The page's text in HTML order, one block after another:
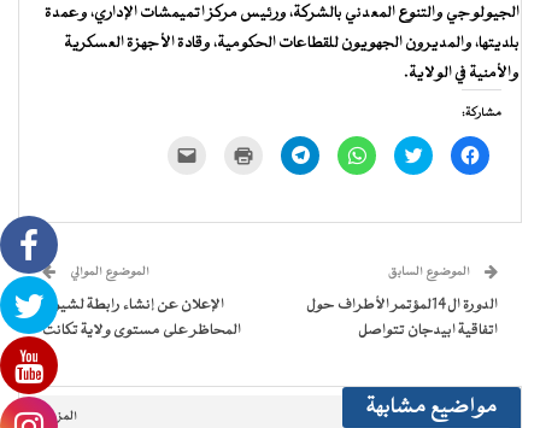
الجيولوجي والتنوع المعدني بالشركة، ورئيس مركز اتميمشات الإداري، وعمدة
بلديتها، والمديرون الجهويون للقطاعات الحكومية، وقادة الأجهزة العسكرية
والأمنية في الولاية.
مشاركة:
انقر
للمشاركة
في
اضغط
للمشاركة
في
انقر
للمشاركة
في
انقر
للمشاركة
في
للطباعة
جديدة) الإلكتروني
نافذة
جديدة)
الموضوع السابق
الدورة ال14لمؤتمر الأطراف حول
اتفاقية ابيدجان تتواصل
الموضوع الموالي
الإعلان عن إنشاء رابطة لشيوخ
المحاظر على مستوى ولاية تكانت
مواضيع مشابهة المزيد..